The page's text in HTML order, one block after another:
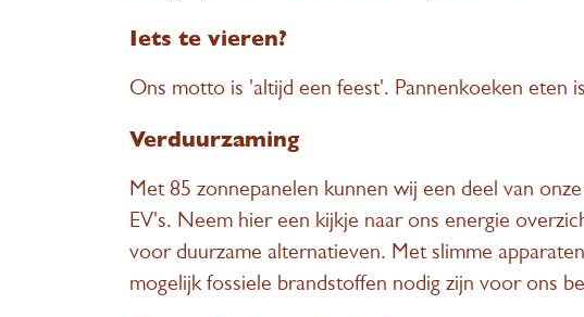
Iets te vieren?
Ons motto is 'altijd een feest'. Pannenkoeken eten
Verduurzaming
Met 85 zonnepanelen kunnen wij een deel van
EV's. Neem hiereen kijkje naar ons energie
voor duurzame alternatieven. Met slimme
mogelijk fossiele brandstoffen nodig zijn voor ons